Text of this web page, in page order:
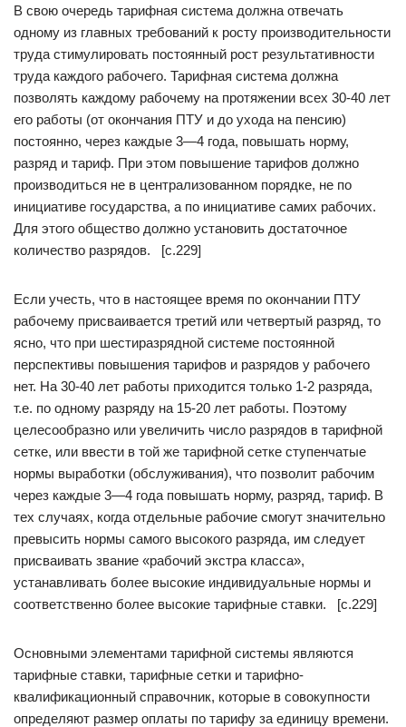
В свою очередь тарифная система должна отвечать
одному из главных требований к росту производительности
труда стимулировать постоянный рост результативности
труда каждого рабочего. Тарифная система должна
позволять каждому рабочему на протяжении всех 30-40 лет
его работы (от окончания ПТУ и до ухода на пенсию)
постоянно, через каждые 3—4 года, повышать норму,
разряд и тариф. При этом повышение тарифов должно
производиться не в централизованном порядке, не по
инициативе государства, а по инициативе самих рабочих.
Для этого общество должно установить достаточное
количество разрядов. [c.229]
Если учесть, что в настоящее время по окончании ПТУ
рабочему присваивается третий или четвертый разряд, то
ясно, что при шестиразрядной системе постоянной
перспективы повышения тарифов и разрядов у рабочего
нет. На 30-40 лет работы приходится только 1-2 разряда,
т.е. по одному разряду на 15-20 лет работы. Поэтому
целесообразно или увеличить число разрядов в тарифной
сетке, или ввести в той же тарифной сетке ступенчатые
нормы выработки (обслуживания), что позволит рабочим
через каждые 3—4 года повышать норму, разряд, тариф. В
тех случаях, когда отдельные рабочие смогут значительно
превысить нормы самого высокого разряда, им следует
присваивать звание «рабочий экстра класса»,
устанавливать более высокие индивидуальные нормы и
соответственно более высокие тарифные ставки. [c.229]
Основными элементами тарифной системы являются
тарифные ставки, тарифные сетки и тарифно-
квалификационный справочник, которые в совокупности
определяют размер оплаты по тарифу за единицу времени.